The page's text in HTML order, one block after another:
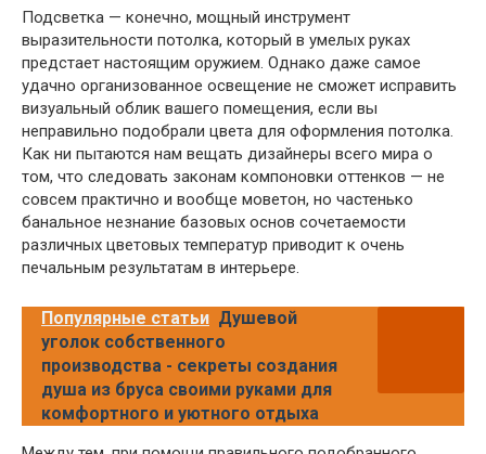
Подсветка — конечно, мощный инструмент
выразительности потолка, который в умелых руках
предстает настоящим оружием. Однако даже самое
удачно организованное освещение не сможет исправить
визуальный облик вашего помещения, если вы
неправильно подобрали цвета для оформления потолка.
Как ни пытаются нам вещать дизайнеры всего мира о
том, что следовать законам компоновки оттенков — не
совсем практично и вообще моветон, но частенько
банальное незнание базовых основ сочетаемости
различных цветовых температур приводит к очень
печальным результатам в интерьере.
Популярные статьи Душевой
уголок собственного
производства - секреты создания
душа из бруса своими руками для
комфортного и уютного отдыха